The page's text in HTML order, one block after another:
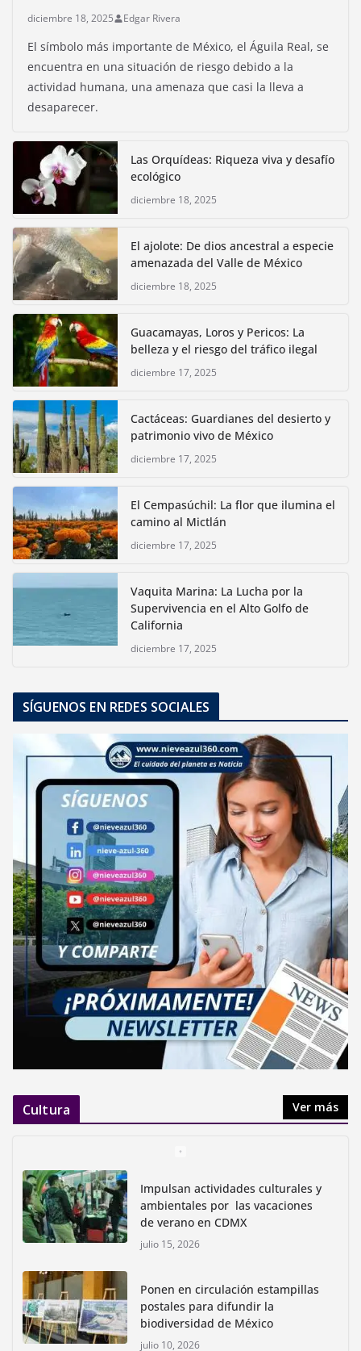
diciembre 18, 2025 Edgar Rivera
El símbolo más importante de México, el Águila Real, se
encuentra en una situación de riesgo debido a la
actividad humana, una amenaza que casi la lleva a
desaparecer.
Las Orquídeas: Riqueza viva y desafío
ecológico
diciembre 18, 2025
El ajolote: De dios ancestral a especie
amenazada del Valle de México
diciembre 18, 2025
Guacamayas, Loros y Pericos: La
belleza y el riesgo del tráfico ilegal
diciembre 17, 2025
Cactáceas: Guardianes del desierto y
patrimonio vivo de México
diciembre 17, 2025
El Cempasúchil: La flor que ilumina el
camino al Mictlán
diciembre 17, 2025
Vaquita Marina: La Lucha por la
Supervivencia en el Alto Golfo de
California
diciembre 17, 2025
SÍGUENOS EN REDES SOCIALES
Cultura Ver más
Impulsan actividades culturales y
ambientales por las vacaciones
de verano en CDMX
julio 15, 2026
Ponen en circulación estampillas
postales para difundir la
biodiversidad de México
julio 10, 2026